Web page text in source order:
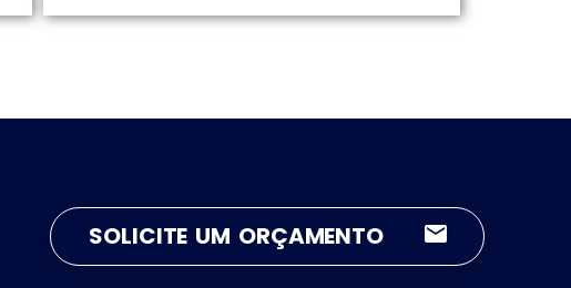
SOLICITE UM ORÇAMENTO